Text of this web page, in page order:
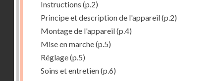
Instructions (p.2)
Principe et description de l'appareil(p.2)
Montage de l'appareil(p.4)
Mise en marche(p.5)
Réglage(p.5)
Soins et entretien(p.6)